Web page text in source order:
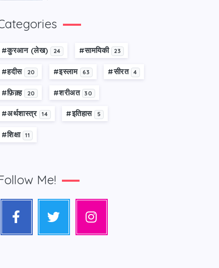
#कु़रआन (लेख) 24 #सामयिकी 23
#हदीस 20 #इस्लाम 63 #सीरत 4
#फ़िक़्ह 20 #शरीअत 30
#अर्थशास्त्र 14 #इतिहास 5
#शिक्षा 11
Me!